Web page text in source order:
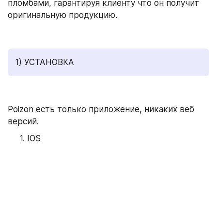
пломбами, гарантируя клиенту что он получит
оригинальную продукцию.
1) УСТАНОВКА
Poizon есть только приложение, никаких веб
версий.
IOS